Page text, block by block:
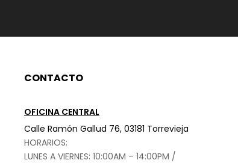
CONTACTO
OFICINA CENTRAL
Calle Ramón Gallud 76, 03181 Torrevieja
HORARIOS:
LUNES A VIERNES: 10:00AM – 14:00PM /